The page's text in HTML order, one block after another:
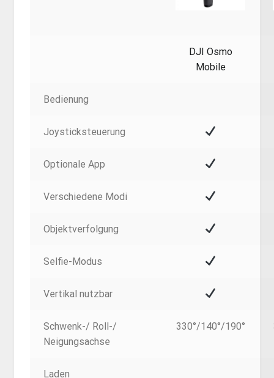
DJI Osmo
Mobile
Bedienung
Joysticksteuerung
Optionale App
Verschiedene Modi
Objektverfolgung
Selfie-Modus
Vertikal nutzbar
Schwenk-/ Roll-/
Neigungsachse
330°/140°/190°
Laden